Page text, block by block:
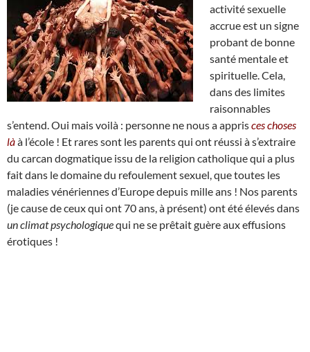
activité sexuelle
accrue est un signe
probant de bonne
santé mentale et
spirituelle. Cela,
dans des limites
raisonnables
s’entend. Oui mais voilà : personne ne nous a apprisces choses
làà l’école ! Et rares sont les parents qui ont réussi à s’extraire
du carcan dogmatique issu de la religion catholique qui a plus
fait dans le domaine du refoulement sexuel, que toutes les
maladies vénériennes d’Europe depuis mille ans ! Nos parents
(je cause de ceux qui ont 70 ans, à présent) ont été élevés dans
un climat psychologiquequi ne se prêtait guère aux effusions
érotiques !